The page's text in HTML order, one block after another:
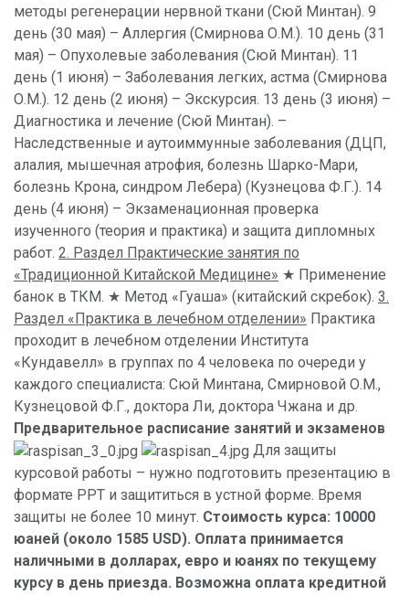
методы регенерации нервной ткани (Сюй Минтан). 9
день (30 мая) – Аллергия (Смирнова О.М.). 10 день (31
мая) – Опухолевые заболевания (Сюй Минтан). 11
день (1 июня) – Заболевания легких, астма (Смирнова
О.М.). 12 день (2 июня) – Экскурсия. 13 день (3 июня) –
Диагностика и лечение (Сюй Минтан). –
Наследственные и аутоиммунные заболевания (ДЦП,
алалия, мышечная атрофия, болезнь Шарко-Мари,
болезнь Крона, синдром Лебера) (Кузнецова Ф.Г.). 14
день (4 июня) – Экзаменационная проверка
изученного (теория и практика) и защита дипломных
работ. 2. Раздел Практические занятия по
«Традиционной Китайской Медицине» ★ Применение
банок в ТКМ. ★ Метод «Гуаша» (китайский скребок). 3.
Раздел «Практика в лечебном отделении» Практика
проходит в лечебном отделении Института
«Кундавелл» в группах по 4 человека по очереди у
каждого специалиста: Сюй Минтана, Смирновой О.М.,
Кузнецовой Ф.Г., доктора Ли, доктора Чжана и др.
Предварительное расписание занятий и экзаменов
Для защиты
курсовой работы – нужно подготовить презентацию в
формате PPT и защититься в устной форме. Время
защиты не более 10 минут. Стоимость курса: 10000
юаней (около 1585 USD). Оплата принимается
наличными в долларах, евро и юанях по текущему
курсу в день приезда. Возможна оплата кредитной